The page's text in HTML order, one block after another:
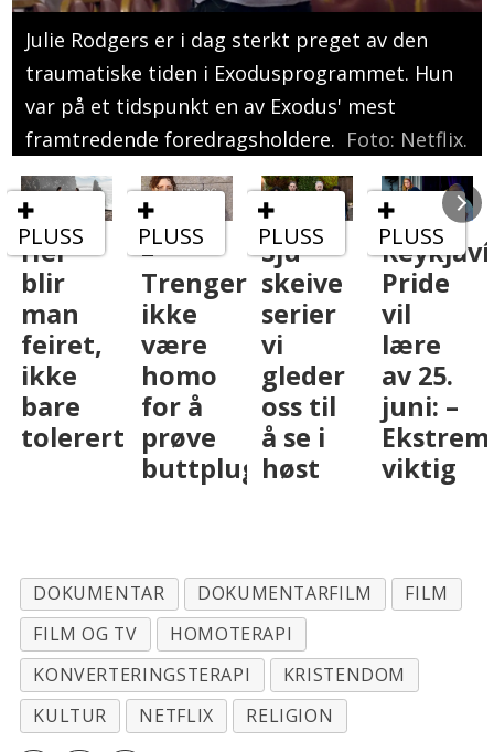
Julie Rodgers er i dag sterkt preget av den
traumatiske tiden i Exodusprogrammet. Hun
var på et tidspunkt en av Exodus' mest
framtredende foredragsholdere. Foto: Netflix.
PLUSS
–
Trenger
ikke
være
homo
for å
prøve
buttplugg
PLUSS
Sju
skeive
serier
vi
gleder
oss til
å se i
høst
PLUSS
Reykjavík
Pride
vil
lære
av 25.
juni: –
Ekstremt
viktig
Fredrik
Solvang
starter
podkast
– skal
hete
Duellen
DOKUMENTAR DOKUMENTARFILM
FILM
FILM OG TV
HOMOTERAPI
KONVERTERINGSTERAPI
KRISTENDOM
KULTUR
NETFLIX RELIGION